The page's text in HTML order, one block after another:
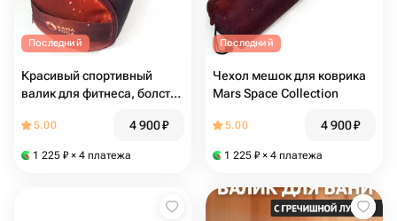
Последний
Красивый спортивный
валик для фитнеса, болстер
для спины Mars Space
5.00 4 900₽
1 225 ₽ × 4 платежа
Последний
Чехол мешок для коврика
Mars Space Collection
5.00 4 900₽
1 225 ₽ × 4 платежа